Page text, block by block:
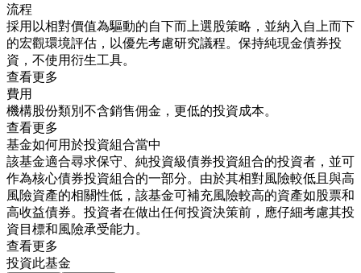
流程
採用以相對價值為驅動的自下而上選股策略，並納入自上而下
的宏觀環境評估，以優先考慮研究議程。保持純現金債券投
資，不使用衍生工具。
查看更多
費用
機構股份類別不含銷售佣金，更低的投資成本。
查看更多
基金如何用於投資組合當中
該基金適合尋求保守、純投資級債券投資組合的投資者，並可
作為核心債券投資組合的一部分。由於其相對風險較低且與高
風險資產的相關性低，該基金可補充風險較高的資產如股票和
高收益債券。投資者在做出任何投資決策前，應仔細考慮其投
資目標和風險承受能力。
查看更多
投資此基金